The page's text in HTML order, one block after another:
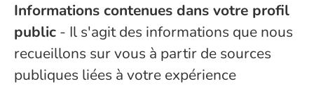
Informations contenues dans votre profil
public - Il s'agit des informations que nous
recueillons sur vous à partir de sources
publiques liées à votre expérience